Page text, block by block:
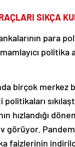
SIKÇA
para
politika
birçok merkez
hızlandığı
görüyor.
faizlerinin